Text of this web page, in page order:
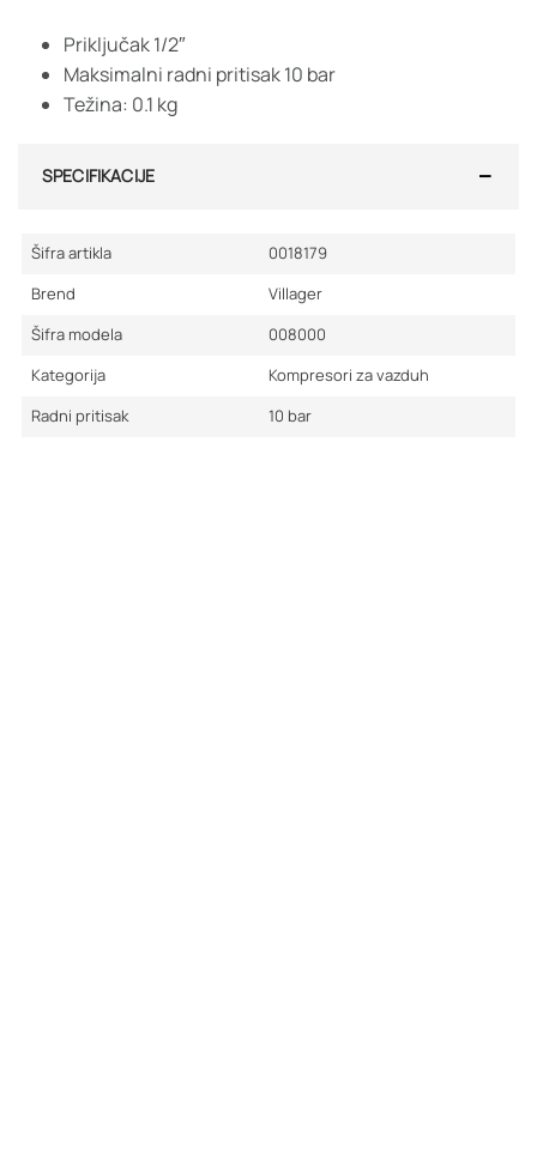
Priključak 1/2″
Maksimalni radni pritisak 10 bar
Težina: 0.1 kg
SPECIFIKACIJE
Šifra artikla
0018179
Brend
Villager
Šifra modela
008000
Kategorija
Kompresori za vazduh
Radni pritisak
10 bar